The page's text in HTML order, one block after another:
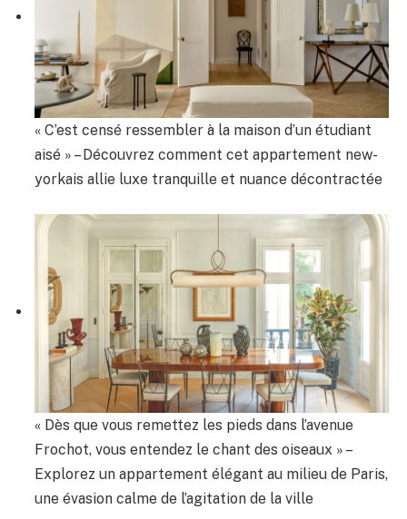
« C’est censé ressembler à la maison d’un étudiant
aisé » – Découvrez comment cet appartement new-
yorkais allie luxe tranquille et nuance décontractée
« Dès que vous remettez les pieds dans l’avenue
Frochot, vous entendez le chant des oiseaux » –
Explorez un appartement élégant au milieu de Paris,
une évasion calme de l’agitation de la ville